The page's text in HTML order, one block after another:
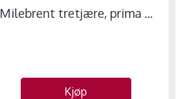
Milebrent tretjære, prima ...
Kjøp